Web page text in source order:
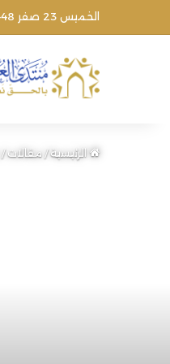
الخميس 23 صفر 1448هـ 6-8-2026م
الرئيسية/مقالات/